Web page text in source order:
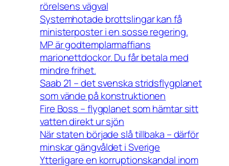
rörelsens vägval
Systemhotade brottslingar kan få
ministerposter i en sosse regering.
MP är godtemplarmaffians
marionettdockor. Du får betala med
mindre frihet.
Saab 21 – det svenska stridsflygplanet
som vände på konstruktionen
Fire Boss – flygplanet som hämtar sitt
vatten direkt ur sjön
När staten började slå tillbaka – därför
minskar gängvåldet i Sverige
Ytterligare en korruptionskandal inom